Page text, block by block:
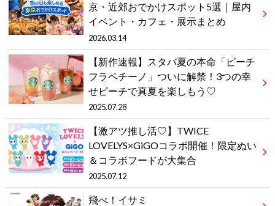
京・近郊おでかけスポット5選｜屋内
イベント・カフェ・展示まとめ
2026.03.14
【新作速報】スタバ夏の本命「ピーチ
フラペチーノ」ついに解禁！3つの幸
せピーチで真夏を楽しもう♡
2025.07.28
【激アツ推し活♡】TWICE
LOVELYS×GiGOコラボ開催！限定ぬい
＆コラボフードが大集合
2025.07.12
飛べ！イサミ